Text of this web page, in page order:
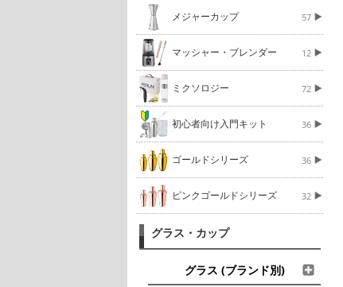
メジャーカップ 57
マッシャー・ブレンダー 12
ミクソロジー 72
初心者向け入門キット 36
ゴールドシリーズ 36
ピンクゴールドシリーズ 32
グラス・カップ
グラス (ブランド別)